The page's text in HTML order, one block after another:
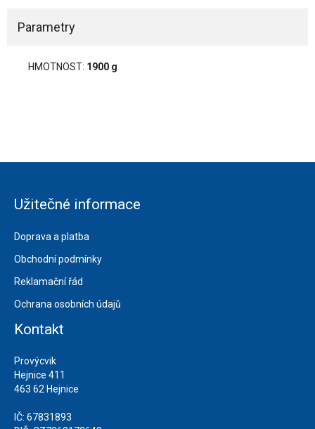
Parametry
HMOTNOST: 1900 g
Užitečné informace
Doprava a platba
Obchodní podmínky
Reklamační řád
Ochrana osobních údajů
Kontakt
Provýcvik
Hejnice 411
463 62 Hejnice
IČ: 67831893